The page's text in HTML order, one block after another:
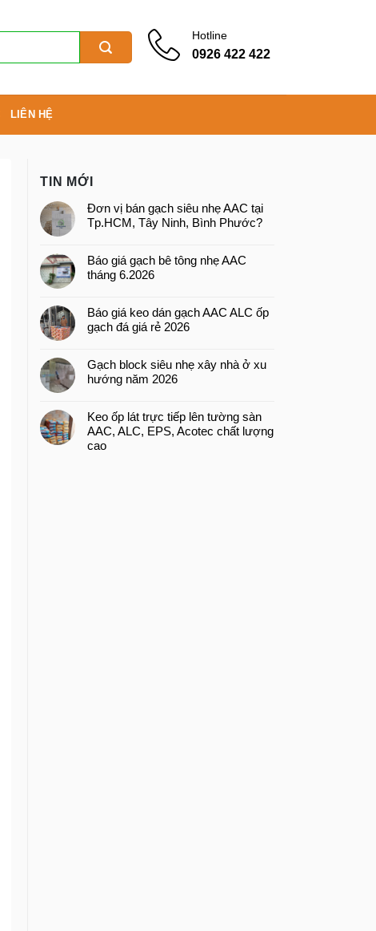
Hotline
0926 422 422
LIÊN HỆ
TIN MỚI
Đơn vị bán gạch siêu nhẹ AAC tại
Tp.HCM, Tây Ninh, Bình Phước?
Báo giá gạch bê tông nhẹ AAC
tháng 6.2026
Báo giá keo dán gạch AAC ALC ốp
gạch đá giá rẻ 2026
Gạch block siêu nhẹ xây nhà ở xu
hướng năm 2026
Keo ốp lát trực tiếp lên tường sàn
AAC, ALC, EPS, Acotec chất lượng
cao